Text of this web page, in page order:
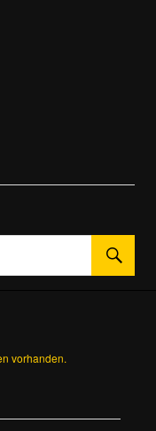
vorhanden.